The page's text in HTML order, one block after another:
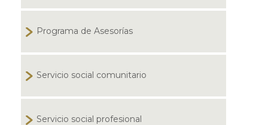
Programa de Asesorías
Servicio social comunitario
Servicio social profesional